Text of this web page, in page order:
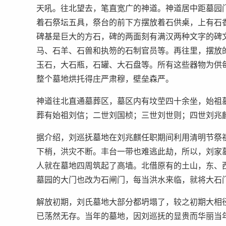
天吼。往北望去，笔直宽广的神道。神道居中距墓
着石祭坛五具，祭台的前下方摆放着石供桌，上有
碑基是巨大的方石，碑的两面刻有满汉两种文字的
马、石羊、石兽和执笏的石制官员等。再往里，摆
玉石，大石瓶，石罐、大石盘等。所有这些器物为
整个墓地烘托得庄严肃穆，壁垒森严。
神道往北直通墓葬区，墓区内有坟茔四十余坐，始
葬有始祖刘信；二世刘国桢；三世刘世则；四世刘
据介绍，刘巡抚墓地在刘兆麒任职期间利用清明节
下梢，洪灾不断。丰台一带也难逃此劫，所以，刘
人就在墓地四周筑起了高墙。北借原有的土山，东
墓园的大门也改为石闸门，每当洪水来临，就将大
解放初期，刘氏墓地大部分都坍塌了，较之初期大
已荡然无存。当年的墓地，因刘巡抚的显贵而华丽